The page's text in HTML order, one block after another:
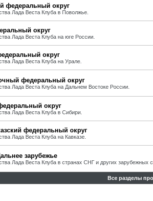
федеральный округ
Лада Веста Клуба в Поволжье.
округ
Лада Веста Клуба на юге России.
округ
Лада Веста Клуба на Урале.
федеральный округ
Лада Веста Клуба на Дальнем Востоке России.
округ
Лада Веста Клуба в Сибири.
федеральный округ
Лада Веста Клуба на Кавказе.
зарубежье
Лада Веста Клуба в странах СНГ и других зарубежных
Все разделы